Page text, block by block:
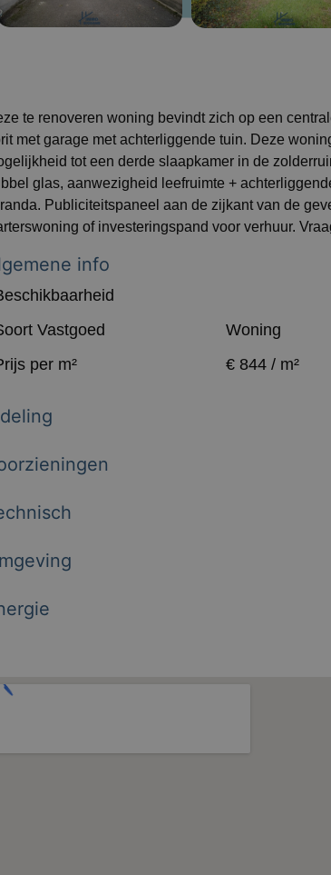
te renoveren woning bevindt zich op een
met garage met achterliggende tuin. Deze
tot een derde slaapkamer in de
glas, aanwezigheid leefruimte +
Publiciteitspaneel aan de zijkant van de
of investeringspand voor verhuur.
info
Vastgoed
Woning
per m²
€ 844 / m²